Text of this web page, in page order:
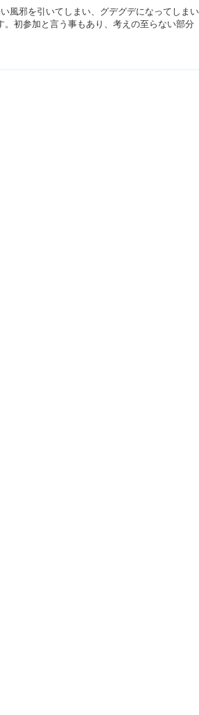
風邪を引いてしまい、グデグデになってしまい
初参加と言う事もあり、考えの至らない部分